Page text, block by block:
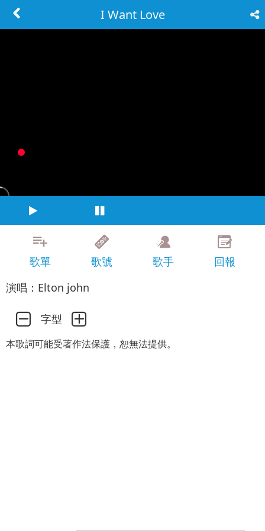
I Want Love
歌單 歌號 歌手
回報
演唱：Elton john
字型
本歌詞可能受著作法保護，恕無法提供。